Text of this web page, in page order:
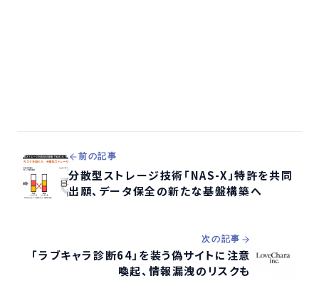
前の記事
分散型ストレージ技術「NAS-X」特許を共同
出願、データ保全の新たな基盤構築へ
次の記事
「ラブキャラ診断64」を装う偽サイトに注意
喚起、情報漏洩のリスクも